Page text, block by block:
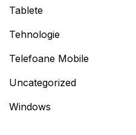
Tablete
Tehnologie
Telefoane Mobile
Uncategorized
Windows